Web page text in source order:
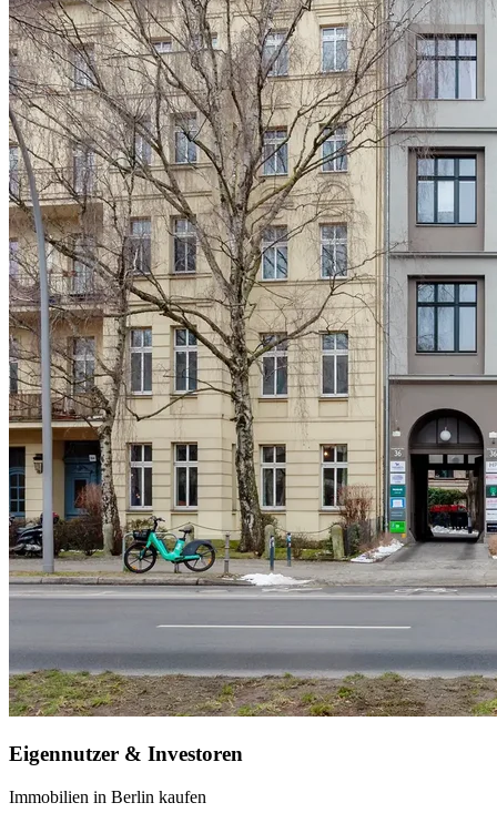
Eigennutzer & Investoren
Immobilien in Berlin kaufen